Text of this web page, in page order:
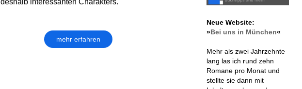
deshalb interessanten Charakters.
mehr erfahren
Neue Website:
»Bei uns in München«
Mehr als zwei Jahrzehnte
lang las ich rund zehn
Romane pro Monat und
stellte sie dann mit